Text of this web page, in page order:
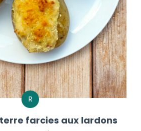
R
farcies aux lardons